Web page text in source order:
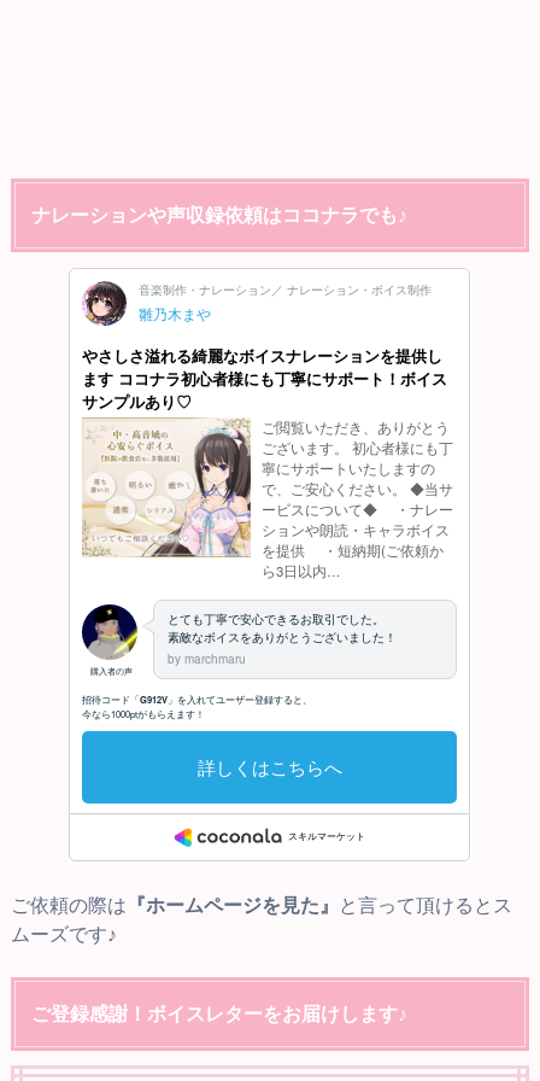
ナレーションや声収録依頼はココナラでも♪
ご依頼の際は 『ホームページを見た』
と言って頂けるとス
ムーズです♪
ご登録感謝！ボイスレターをお届けします♪